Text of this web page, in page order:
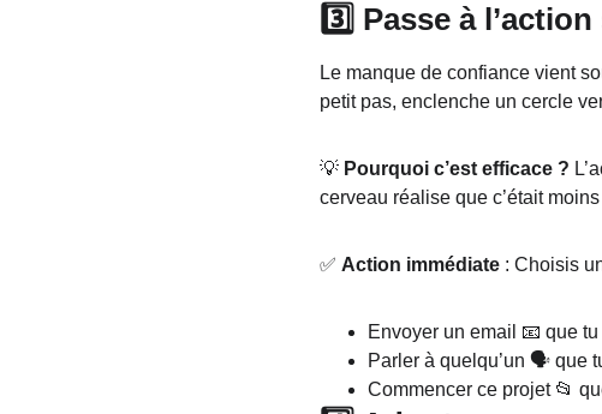
3️⃣ Passe à
Le manque de confiance vient
petit pas, enclenche un cercle
💡 Pourquoi c’est efficace ?
cerveau réalise que c’était
✅ Action immédiate : Choisis
Envoyer un email 📧 que
Parler à quelqu’un 🗣️ que
Commencer ce projet 📂